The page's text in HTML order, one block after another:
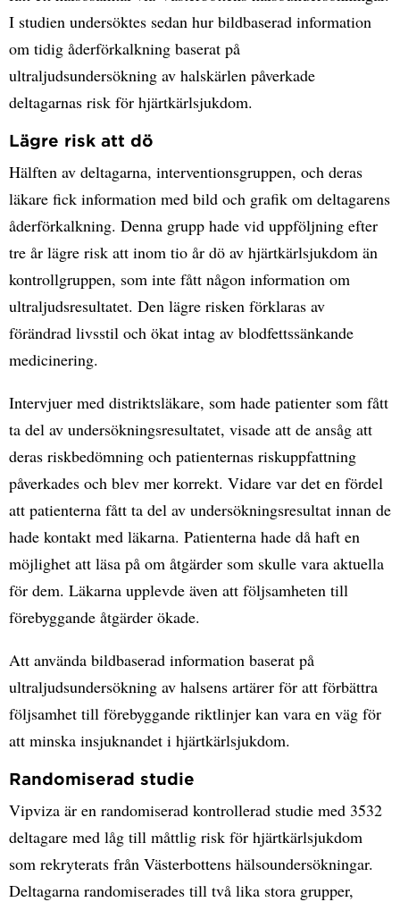
I studien undersöktes sedan hur bildbaserad information
om tidig åderförkalkning baserat på
ultraljudsundersökning av halskärlen påverkade
deltagarnas risk för hjärtkärlsjukdom.
Lägre risk att dö
Hälften av deltagarna, interventionsgruppen, och deras
läkare fick information med bild och grafik om deltagarens
åderförkalkning. Denna grupp hade vid uppföljning efter
tre år lägre risk att inom tio år dö av hjärtkärlsjukdom än
kontrollgruppen, som inte fått någon information om
ultraljudsresultatet. Den lägre risken förklaras av
förändrad livsstil och ökat intag av blodfettssänkande
medicinering.
Intervjuer med distriktsläkare, som hade patienter som fått
ta del av undersökningsresultatet, visade att de ansåg att
deras riskbedömning och patienternas riskuppfattning
påverkades och blev mer korrekt. Vidare var det en fördel
att patienterna fått ta del av undersökningsresultat innan de
hade kontakt med läkarna. Patienterna hade då haft en
möjlighet att läsa på om åtgärder som skulle vara aktuella
för dem. Läkarna upplevde även att följsamheten till
förebyggande åtgärder ökade.
Att använda bildbaserad information baserat på
ultraljudsundersökning av halsens artärer för att förbättra
följsamhet till förebyggande riktlinjer kan vara en väg för
att minska insjuknandet i hjärtkärlsjukdom.
Randomiserad studie
Vipviza är en randomiserad kontrollerad studie med 3532
deltagare med låg till måttlig risk för hjärtkärlsjukdom
som rekryterats från Västerbottens hälsoundersökningar.
Deltagarna randomiserades till två lika stora grupper,